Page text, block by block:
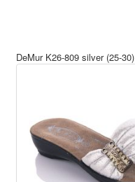
DeMur K26-809 silver (25-30)